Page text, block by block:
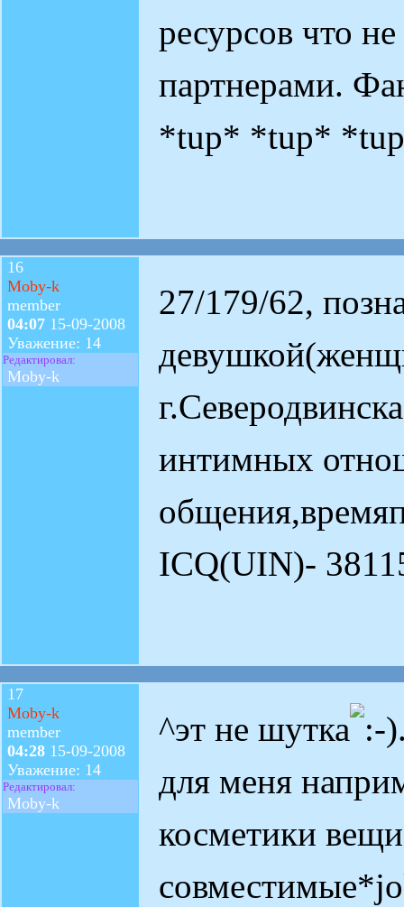
ресурсов что
партнерами.
*tup* *tup*
16
Moby-k
member
04:07 15-09-2008
Уважение: 14
Редактировал:
Moby-k
27/179/62,
интимных
ICQ(UIN)-
17
Moby-k
member
04:28 15-09-2008
Уважение: 14
Редактировал:
Moby-k
^эт не шутка
для меня
косметики